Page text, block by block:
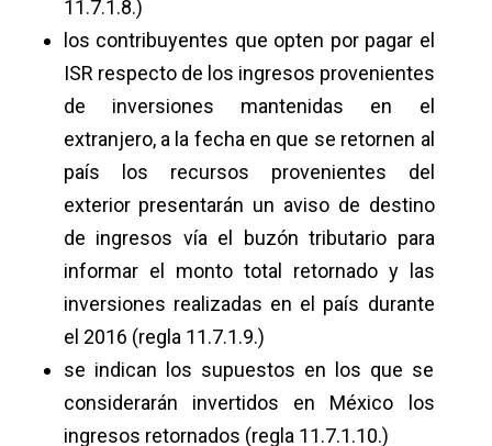
11.7.1.8.)
los contribuyentes que opten por pagar el
ISR respecto de los ingresos provenientes
de inversiones mantenidas en el
extranjero, a la fecha en que se retornen al
país los recursos provenientes del
exterior presentarán un aviso de destino
de ingresos vía el buzón tributario para
informar el monto total retornado y las
inversiones realizadas en el país durante
el 2016 (regla 11.7.1.9.)
se indican los supuestos en los que se
considerarán invertidos en México los
ingresos retornados (regla 11.7.1.10.)